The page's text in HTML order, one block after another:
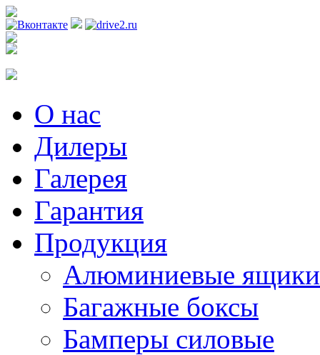
О нас
Дилеры
Галерея
Гарантия
Продукция
Алюминиевые ящики
Багажные боксы
Бамперы силовые